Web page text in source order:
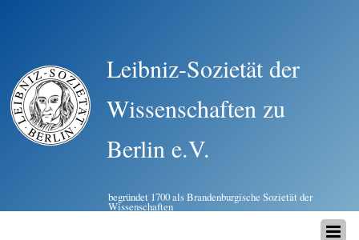
Leibniz-Sozietät der
Wissenschaften zu
Berlin e.V.
begründet 1700 als Brandenburgische Sozietät der
Wissenschaften